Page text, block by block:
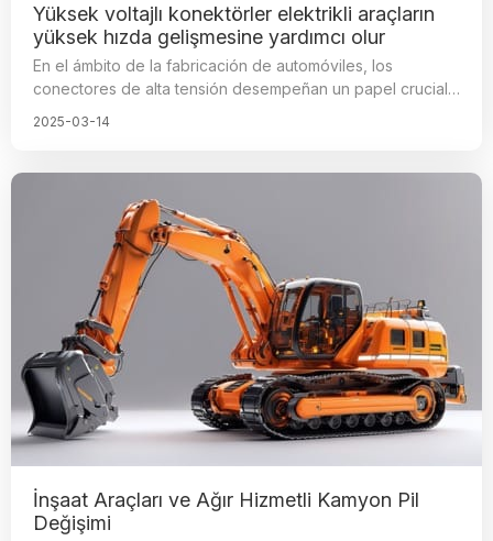
Yüksek voltajlı konektörler elektrikli araçların
yüksek hızda gelişmesine yardımcı olur
En el ámbito de la fabricación de automóviles, los
conectores de alta tensión desempeñan un papel crucial,
transmisión de electricidad de manera eficiente, segura y
estable entre los diversos componentes del vehículo. El
rendimiento y la calidad de estos conectores afectan
directamente la seguridad y el confort del automóvil.
2025-03-14
İnşaat Araçları ve Ağır Hizmetli Kamyon Pil
Değişimi